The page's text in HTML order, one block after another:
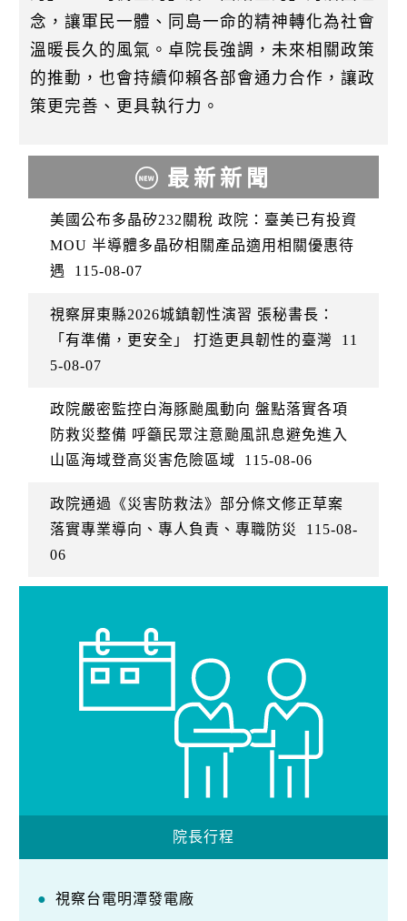
念，讓軍民一體、同島一命的精神轉化為社會
溫暖長久的風氣。卓院長強調，未來相關政策
的推動，也會持續仰賴各部會通力合作，讓政
策更完善、更具執行力。
最新新聞
美國公布多晶矽232關稅 政院：臺美已有投資
MOU 半導體多晶矽相關產品適用相關優惠待
遇
115-08-07
視察屏東縣2026城鎮韌性演習 張秘書長：
「有準備，更安全」 打造更具韌性的臺灣
11
5-08-07
政院嚴密監控白海豚颱風動向 盤點落實各項
防救災整備 呼籲民眾注意颱風訊息避免進入
山區海域登高災害危險區域
115-08-06
政院通過《災害防救法》部分條文修正草案
落實專業導向、專人負責、專職防災
115-08-
06
院長行程
視察台電明潭發電廠